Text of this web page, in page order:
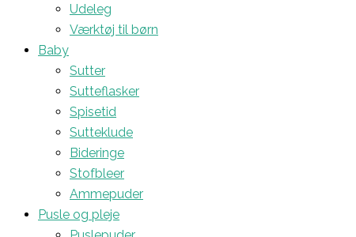
Udeleg
Værktøj til børn
Baby
Sutter
Sutteflasker
Spisetid
Sutteklude
Bideringe
Stofbleer
Ammepuder
Pusle og pleje